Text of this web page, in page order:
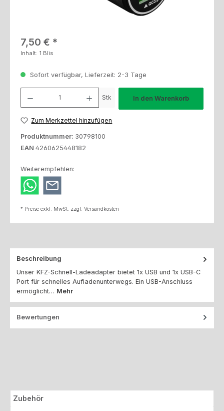
Regulärer Preis:
7,50 €
Inhalt: 1 Blis
Sofort verfügbar, Lieferzeit: 2-3 Tage
Stk In den Warenkorb
Zum Merkzettel hinzufügen
Produktnummer: 30798100
EAN 4260625448182
Weiterempfehlen:
* Preise exkl. MwSt. zzgl. Versandkosten
Beschreibung
Unser KFZ-Schnell-Ladeadapter bietet 1x USB und 1x USB-C
Port für schnelles Aufladenunterwegs. Ein USB-Anschluss
ermöglicht… Mehr
Bewertungen
Produktgalerie überspringen
Zubehör